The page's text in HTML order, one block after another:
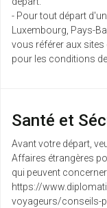
- Pour tout départ
Luxembourg, Pays-
vous référer aux
pour les conditions
Santé et
Avant votre départ,
Affaires étrangères
qui peuvent
https://
voyageurs/conseils-